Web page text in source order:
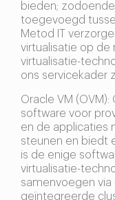
bieden;
toegevoegd
Metod IT
virtualisatie op de
virtualisatie-
ons servicekader
Oracle VM
software voor
en de applicaties
steunen en biedt
is de enige
virtualisatie-
samenvoegen
geïntegreerde